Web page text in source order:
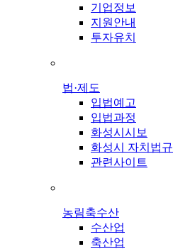
기업정보
지원안내
투자유치
법·제도
입법예고
입법과정
화성시시보
화성시 자치법규
관련사이트
농림축수산
수산업
축산업